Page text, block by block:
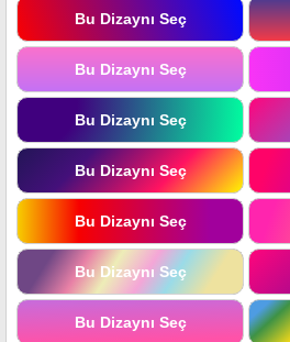
Bu Dizaynı Seç
Bu Dizaynı Seç
Bu Dizaynı Seç
Bu Dizaynı Seç
Bu Dizaynı Seç
Bu Dizaynı Seç
Bu Dizaynı Seç